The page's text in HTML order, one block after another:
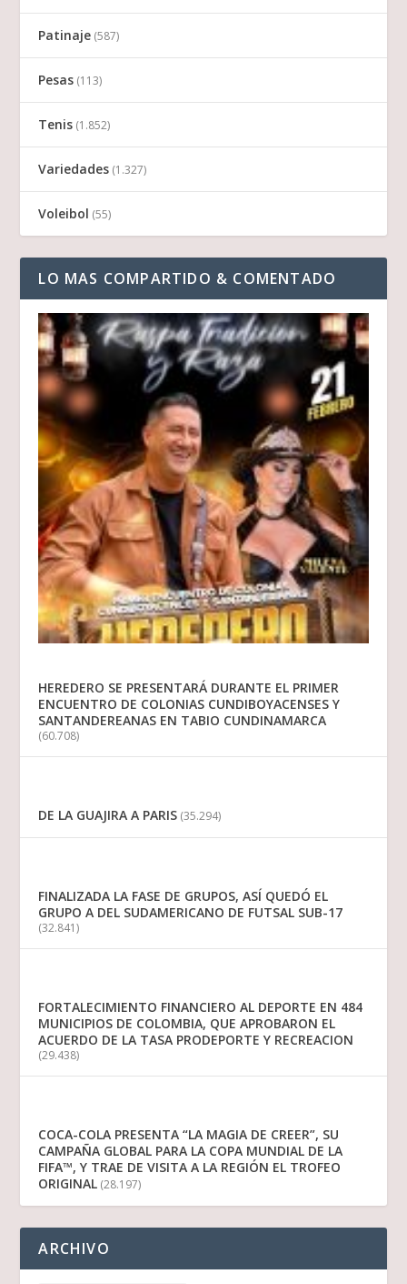
Patinaje (587)
Pesas (113)
Tenis (1.852)
Variedades (1.327)
Voleibol (55)
LO MAS COMPARTIDO & COMENTADO
HEREDERO SE PRESENTARÁ DURANTE EL PRIMER
ENCUENTRO DE COLONIAS CUNDIBOYACENSES Y
SANTANDEREANAS EN TABIO CUNDINAMARCA
(60.708)
DE LA GUAJIRA A PARIS (35.294)
FINALIZADA LA FASE DE GRUPOS, ASÍ QUEDÓ EL
GRUPO A DEL SUDAMERICANO DE FUTSAL SUB-17
(32.841)
FORTALECIMIENTO FINANCIERO AL DEPORTE EN 484
MUNICIPIOS DE COLOMBIA, QUE APROBARON EL
ACUERDO DE LA TASA PRODEPORTE Y RECREACION
(29.438)
COCA-COLA PRESENTA “LA MAGIA DE CREER”, SU
CAMPAÑA GLOBAL PARA LA COPA MUNDIAL DE LA
FIFA™, Y TRAE DE VISITA A LA REGIÓN EL TROFEO
ORIGINAL (28.197)
ARCHIVO